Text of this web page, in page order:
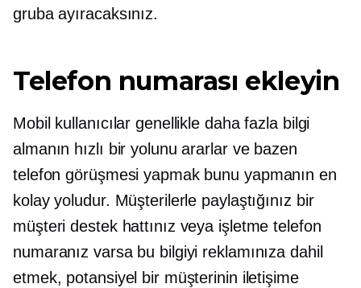
gruba ayıracaksınız.
Telefon numarası ekleyin
Mobil kullanıcılar genellikle daha fazla bilgi
almanın hızlı bir yolunu ararlar ve bazen
telefon görüşmesi yapmak bunu yapmanın en
kolay yoludur. Müşterilerle paylaştığınız bir
müşteri destek hattınız veya işletme telefon
numaranız varsa bu bilgiyi reklamınıza dahil
etmek, potansiyel bir müşterinin iletişime